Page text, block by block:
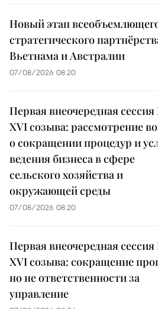
Новый этап
стратегического
Вьетнама и Австралии
07/08/2026 08:20
Первая внеочередная
XVI созыва: рассмотрение
о сокращении процедур и
ведения бизнеса в сфере
сельского хозяйства и
окружающей среды
07/08/2026 08:20
Первая внеочередная
XVI созыва: сокращение
но не ответственности за
управление